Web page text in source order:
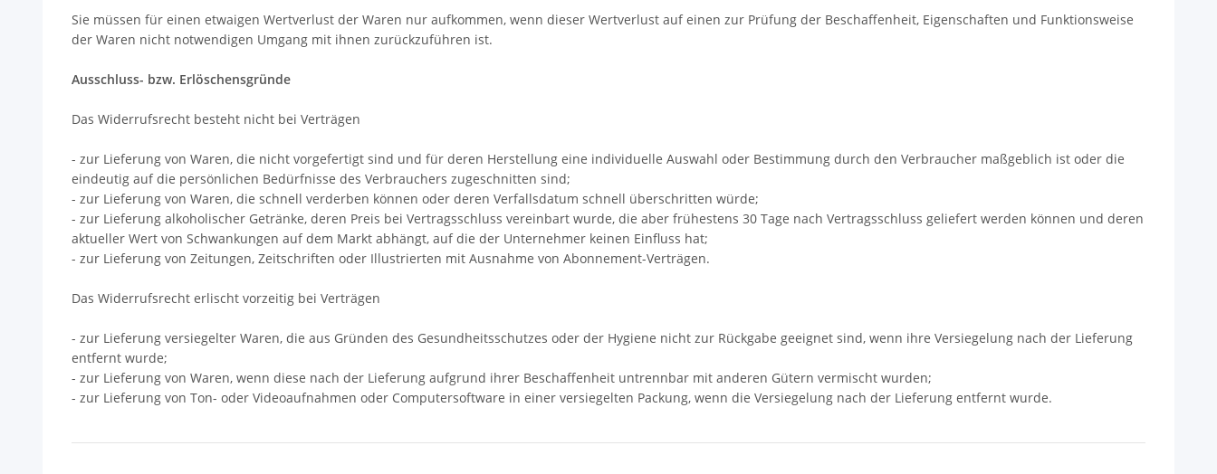
Sie müssen für einen etwaigen Wertverlust der Waren nur aufkommen, wenn dieser Wertverlust auf einen zur Prüfung der Beschaffenheit, Eigenschaften und Funktionsweise
der Waren nicht notwendigen Umgang mit ihnen zurückzuführen ist.
Ausschluss- bzw. Erlöschensgründe
Das Widerrufsrecht besteht nicht bei Verträgen
- zur Lieferung von Waren, die nicht vorgefertigt sind und für deren Herstellung eine individuelle Auswahl oder Bestimmung durch den Verbraucher maßgeblich ist oder die
eindeutig auf die persönlichen Bedürfnisse des Verbrauchers zugeschnitten sind;
- zur Lieferung von Waren, die schnell verderben können oder deren Verfallsdatum schnell überschritten würde;
- zur Lieferung alkoholischer Getränke, deren Preis bei Vertragsschluss vereinbart wurde, die aber frühestens 30 Tage nach Vertragsschluss geliefert werden können und deren
aktueller Wert von Schwankungen auf dem Markt abhängt, auf die der Unternehmer keinen Einfluss hat;
- zur Lieferung von Zeitungen, Zeitschriften oder Illustrierten mit Ausnahme von Abonnement-Verträgen.
Das Widerrufsrecht erlischt vorzeitig bei Verträgen
- zur Lieferung versiegelter Waren, die aus Gründen des Gesundheitsschutzes oder der Hygiene nicht zur Rückgabe geeignet sind, wenn ihre Versiegelung nach der Lieferung
entfernt wurde;
- zur Lieferung von Waren, wenn diese nach der Lieferung aufgrund ihrer Beschaffenheit untrennbar mit anderen Gütern vermischt wurden;
- zur Lieferung von Ton- oder Videoaufnahmen oder Computersoftware in einer versiegelten Packung, wenn die Versiegelung nach der Lieferung entfernt wurde.